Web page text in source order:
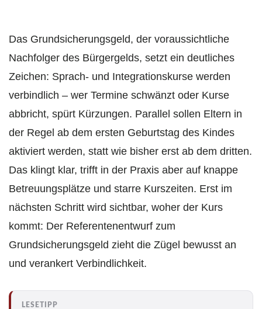
Das Grundsicherungsgeld, der voraussichtliche
Nachfolger des Bürgergelds, setzt ein deutliches
Zeichen: Sprach- und Integrationskurse werden
verbindlich – wer Termine schwänzt oder Kurse
abbricht, spürt Kürzungen. Parallel sollen Eltern in
der Regel ab dem ersten Geburtstag des Kindes
aktiviert werden, statt wie bisher erst ab dem dritten.
Das klingt klar, trifft in der Praxis aber auf knappe
Betreuungsplätze und starre Kurszeiten. Erst im
nächsten Schritt wird sichtbar, woher der Kurs
kommt: Der Referentenentwurf zum
Grundsicherungsgeld zieht die Zügel bewusst an
und verankert Verbindlichkeit.